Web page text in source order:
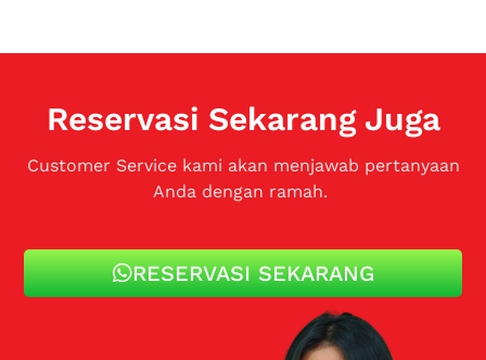
Reservasi Sekarang Juga
Customer Service kami akan menjawab pertanyaan
Anda dengan ramah.
RESERVASI SEKARANG